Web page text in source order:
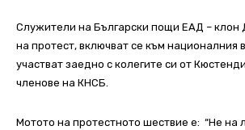
Служители на Български пощи ЕАД – клон
на протест, включват се към националния
участват заедно с колегите си от
членове на КНСБ.
Мотото на протестното шествие е: “Не на